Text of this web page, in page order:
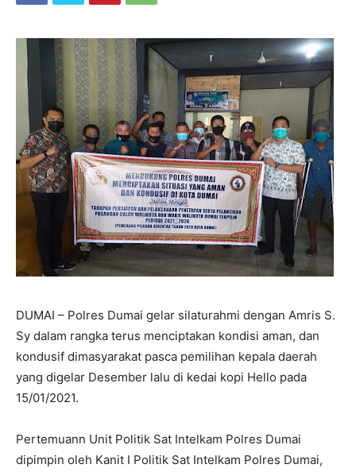
DUMAI – Polres Dumai gelar silaturahmi dengan Amris S.
Sy dalam rangka terus menciptakan kondisi aman, dan
kondusif dimasyarakat pasca pemilihan kepala daerah
yang digelar Desember lalu di kedai kopi Hello pada
15/01/2021.
Pertemuann Unit Politik Sat Intelkam Polres Dumai
dipimpin oleh Kanit I Politik Sat Intelkam Polres Dumai,